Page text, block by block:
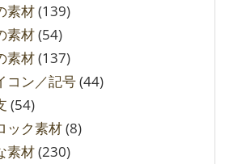
素材(139)
素材(54)
素材(137)
コン／記号(44)
(54)
ック素材(8)
素材(230)